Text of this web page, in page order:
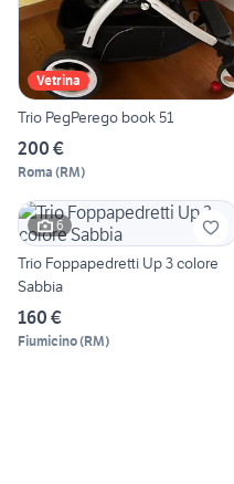
Vetrina
Trio PegPerego book 51
200 €
Roma (RM)
6
Trio Foppapedretti Up 3 colore
Sabbia
160 €
Fiumicino(RM)